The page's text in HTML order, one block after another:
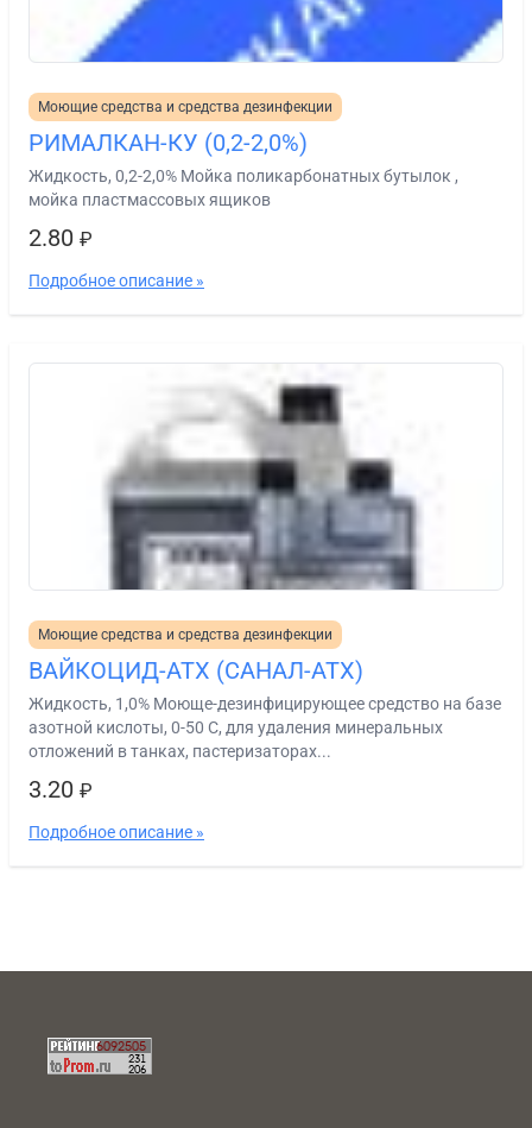
Моющие средства и средства дезинфекции
РИМАЛКАН-КУ (0,2-2,0%)
Жидкость, 0,2-2,0% Мойка поликарбонатных бутылок ,
мойка пластмассовых ящиков
2.80 ₽
Подробное описание »
Моющие средства и средства дезинфекции
ВАЙКОЦИД-АТХ (САНАЛ-АТХ)
Жидкость, 1,0% Моюще-дезинфицирующее средство на базе
азотной кислоты, 0-50 С, для удаления минеральных
отложений в танках, пастеризаторах...
3.20 ₽
Подробное описание »